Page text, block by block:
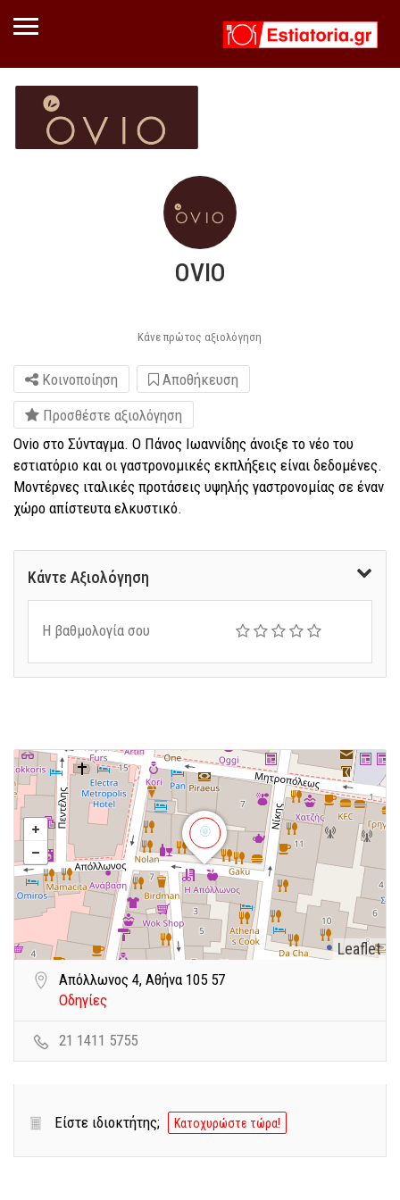
OVIO
Κάνε πρώτος αξιολόγηση
Κοινοποίηση
Αποθήκευση
Προσθέστε αξιολόγηση
Ovio στο Σύνταγμα. Ο Πάνος Ιωαννίδης άνοιξε το νέο του
εστιατόριο και οι γαστρονομικές εκπλήξεις είναι δεδομένες.
Μοντέρνες ιταλικές προτάσεις υψηλής γαστρονομίας σε έναν
χώρο απίστευτα ελκυστικό.
Κάντε Αξιολόγηση
Η βαθμολογία σου
Leaflet
Απόλλωνος 4, Αθήνα 105 57
Οδηγίες
21 1411 5755
Είστε ιδιοκτήτης; Κατοχυρώστε τώρα!